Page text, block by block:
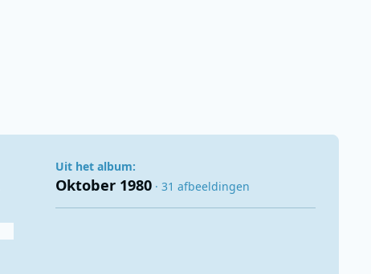
Uit het album:
Oktober 1980 · 31 afbeeldingen